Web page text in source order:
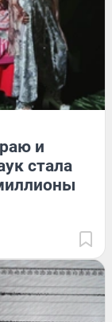
и
стала